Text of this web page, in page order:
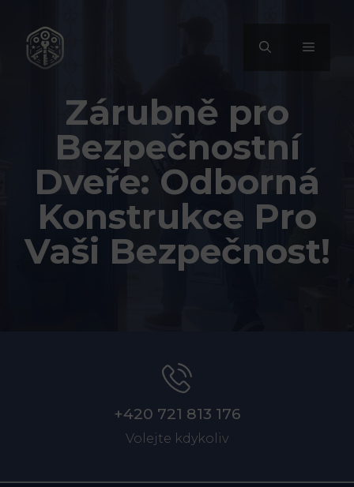
obsah
MENU
Zárubně pro
Bezpečnostní
Dveře: Odborná
Konstrukce Pro
Vaši Bezpečnost!
+420 721 813 176
Volejte kdykoliv